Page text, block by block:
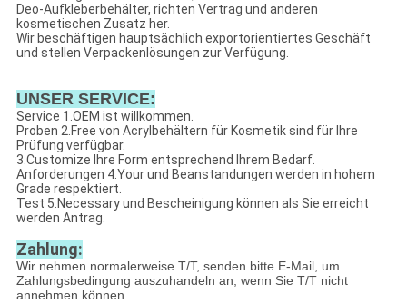
Deo-Aufkleberbehälter, richten Vertrag und anderen
kosmetischen Zusatz her.
Wir beschäftigen hauptsächlich exportorientiertes Geschäft
und stellen Verpackenlösungen zur Verfügung.
UNSER SERVICE:
Service 1.OEM ist willkommen.
Proben 2.Free von Acrylbehältern für Kosmetik sind für Ihre
Prüfung verfügbar.
3.Customize Ihre Form entsprechend Ihrem Bedarf.
Anforderungen 4.Your und Beanstandungen werden in hohem
Grade respektiert.
Test 5.Necessary und Bescheinigung können als Sie erreicht
werden Antrag.
Zahlung:
Wir nehmen normalerweise T/T, senden bitte E-Mail, um
Zahlungsbedingung auszuhandeln an, wenn Sie T/T nicht
annehmen können